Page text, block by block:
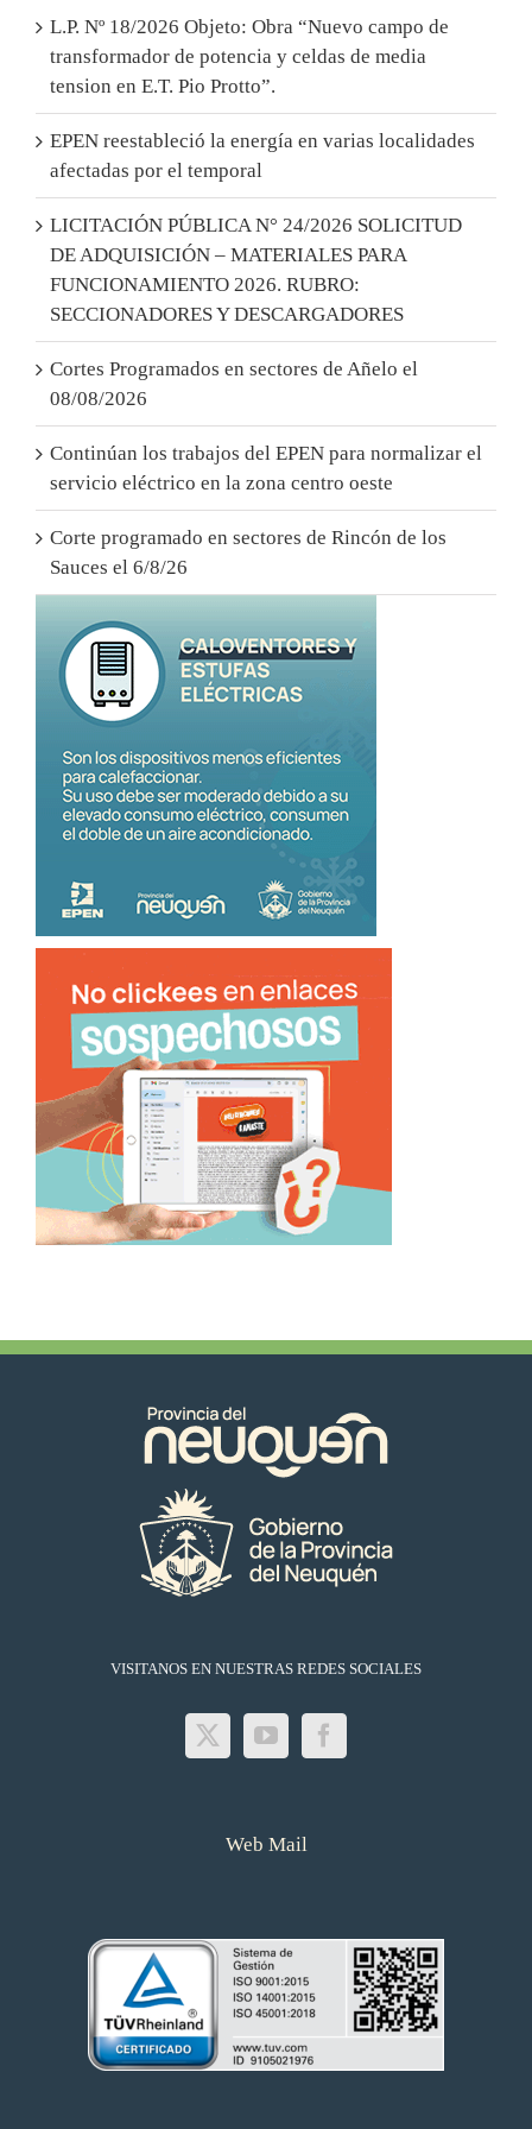
L.P. Nº 18/2026 Objeto: Obra “Nuevo campo de
transformador de potencia y celdas de media
tension en E.T. Pio Protto”.
EPEN reestableció la energía en varias localidades
afectadas por el temporal
LICITACIÓN PÚBLICA N° 24/2026 SOLICITUD
DE ADQUISICIÓN – MATERIALES PARA
FUNCIONAMIENTO 2026. RUBRO:
SECCIONADORES Y DESCARGADORES
Cortes Programados en sectores de Añelo el
08/08/2026
Continúan los trabajos del EPEN para normalizar el
servicio eléctrico en la zona centro oeste
Corte programado en sectores de Rincón de los
Sauces el 6/8/26
VISITANOS EN NUESTRAS REDES SOCIALES
Web Mail